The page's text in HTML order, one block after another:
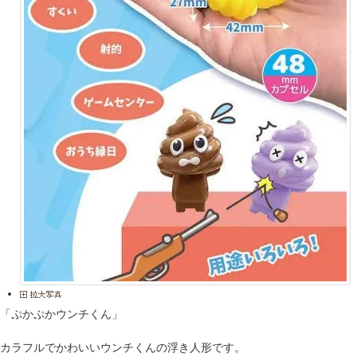
「ぷかぷかウンチくん」
カラフルでかわいいウンチくんの浮き人形です。